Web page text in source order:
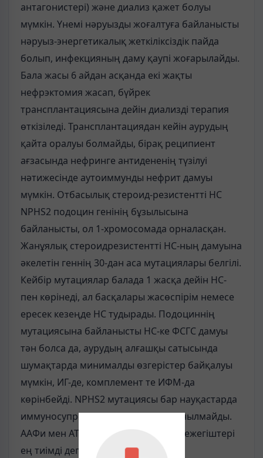
антагонистері) және диализ қажет болуы
мүмкін. Үнемі нәруызды жоғалтуға байланысты
нәруыз-энергетикалық жеткіліксіздік пайда
болып, инфекцияның даму қаупі жоғарылайды.
Бала жасы 6 айдан асқанда екі жақты
нефрэктомия жасап, бүйрек
трансплантациясына дейін диализді терапия
өткізіледі. Трансплантациядан кейін аурудың
қайта оралуы болмайды, бірақ реципиент
ағзасында нефринге антидененің түзілуі
нәтижесінде аутоиммунды нефрит дамуы
мүмкін. Отбасылық стероид-резистентті НС
NPHS2 подоцин генінің бұзылысына
байланысты, ол 1-хромосомада орналасқан.
Жанұялық стероидрезистентті НС-ның дамуына
әкелетін геннің 30-дан аса мутациялары белгілі.
Кейбір мутациялар балада 1 жасқа дейін НС-
пен көрінеді, ал басқалары жасөспірім немесе
ересек кезеңде НС тудырады. Подоциннің
мутациясына байланысты НС-ке ФСГС дамуы
тән болса да, аурудың алғашқы сатысында
шумақтарда минималды өзгерістер байқалуы
мүмкін, ИГ-де, комплемент те ИФМ-да
көрінбейді. NPHS2 мутациясы бар науқастарда
иммуносупрессивті терапия қолданылмайды.
ААФи мен AT II рецепторларының тежегіштері
ең тиімді деп есептеледі.